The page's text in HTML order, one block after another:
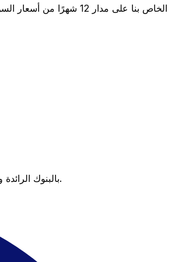
عندما تقارن Xe بالبنوك الرائدة ومقدمي الخدمات الرائدين، يتضح لك الفرق. تعني الأسعار التي تتفوق على أسعار البنوك وعدم وجود رسوم خفية قيمة أكبر على كل عملية تحويل.